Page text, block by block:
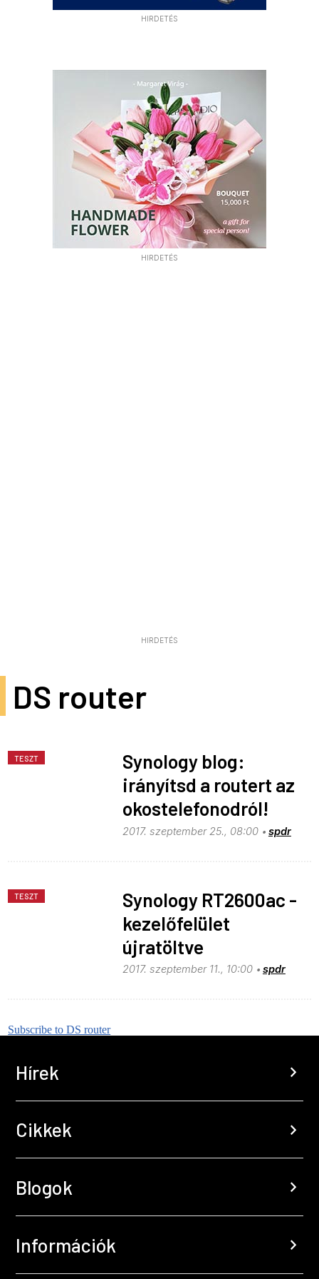
HIRDETÉS
HIRDETÉS
HIRDETÉS
DS router
TESZT
Synology blog:
irányítsd a routert az
okostelefonodról!
2017. szeptember 25., 08:00 spdr
TESZT
Synology RT2600ac -
kezelőfelület
újratöltve
2017. szeptember 11., 10:00 spdr
Subscribe to DS router
Hírek chevron_right
Cikkek chevron_right
Blogok chevron_right
Információk chevron_right